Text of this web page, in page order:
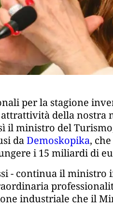
per la stagione
della nostra
il ministro del
daDemoskopika,
i 15 miliardi di
- continua il
industriale che il